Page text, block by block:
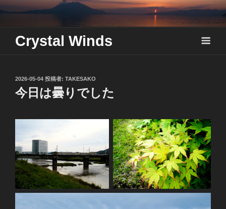
Skip
content
Crystal Winds
投
稿
日:
2026-05-04 投稿者: TAKESAKO
今日は曇りでした